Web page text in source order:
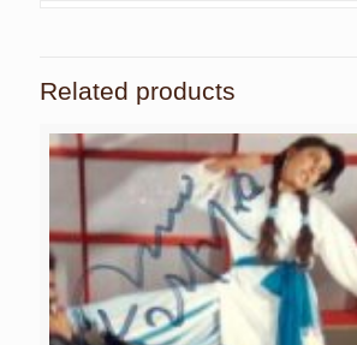
Related products